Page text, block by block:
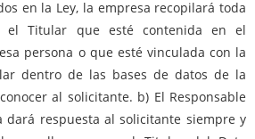
en la Ley, la empresa recopilará toda
el Titular que esté contenida en el
persona o que esté vinculada con la
dentro de las bases de datos de la
al solicitante. b) El Responsable
dará respuesta al solicitante siempre y